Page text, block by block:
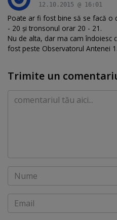
12.10.2015 @ 16:01
Poate ar fi fost bine să se facă o
- 20 și tronsonul orar 20 - 21.
Nu de alta, dar ma cam îndoiesc
fost peste Observatorul Antenei 1.
Trimite un
Comentariu
Nume
Email